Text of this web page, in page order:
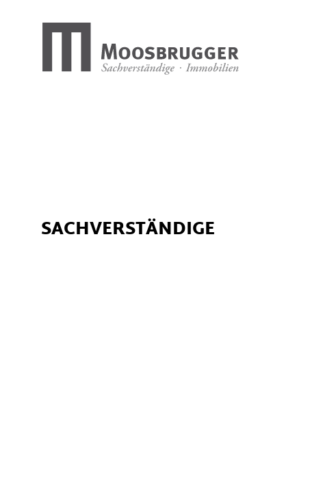
SACHVERSTÄNDIGE